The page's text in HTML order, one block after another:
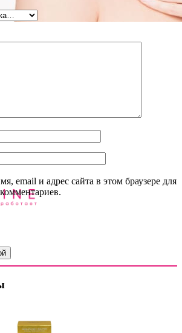
email и адрес сайта в этом браузере для